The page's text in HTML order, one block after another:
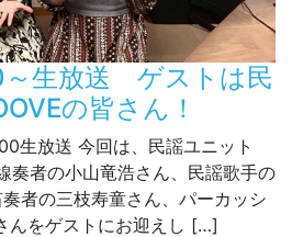
～生放送 ゲストは民
の皆さん！
生放送 今回は、民謡ユニット
奏者の小山竜浩さん、民謡歌手の
者の三枝寿童さん、パーカッシ
んをゲストにお迎えし […]